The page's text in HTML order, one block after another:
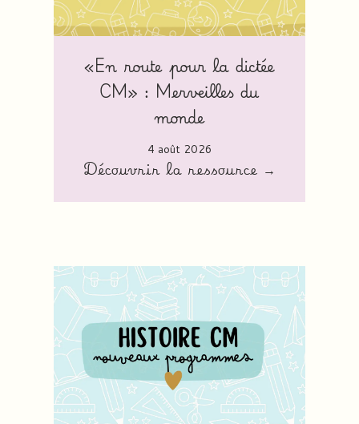
«En route pour la dictée
CM» : Merveilles du
monde
4 août 2026
Découvrir la ressource →